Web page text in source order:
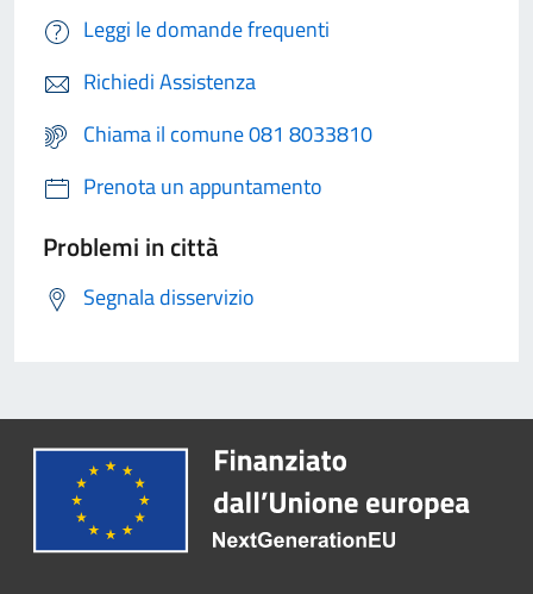
Leggi le domande frequenti
Richiedi Assistenza
Chiama il comune 081 8033810
Prenota un appuntamento
Problemi in città
Segnala disservizio